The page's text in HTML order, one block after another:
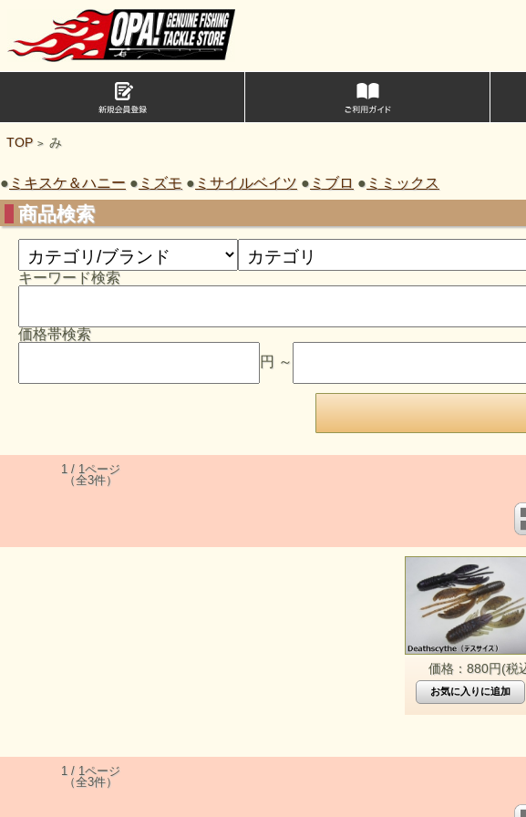
TOP > み
● ミキスケ＆ハニー ● ミズモ ● ミサイルベイツ ● ミブロ ● ミミックス
商品検索
キーワード検索
価格帯検索
円 ～
1 / 1ページ
（全3件）
価格：880円(税
1 / 1ページ
（全3件）